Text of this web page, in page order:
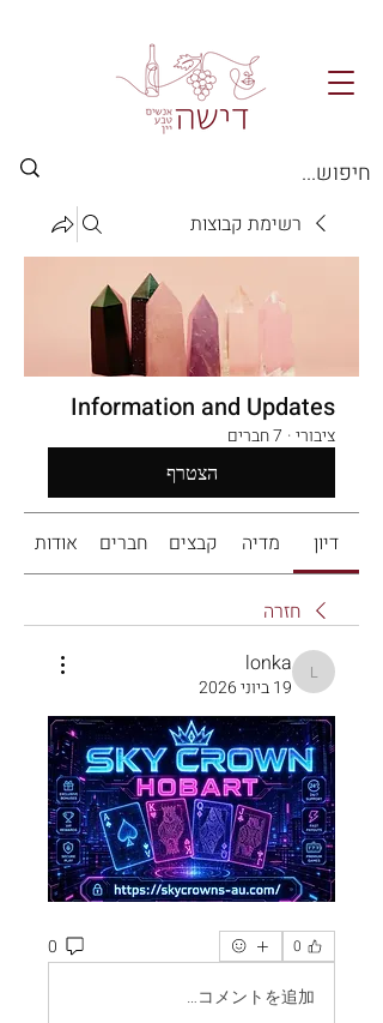
רשימת קבוצות
Information and Updates
ציבורי· 7 חברים
הצטרף
דיון מדיה קבצים חברים אודות
חזרה
lonka
lonka
19 ביוני 2026
0
0
コメントを追加…